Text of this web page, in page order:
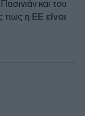
και του
πως η ΕΕ είναι